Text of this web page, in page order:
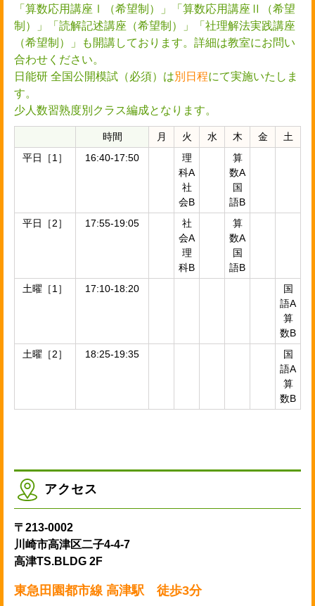
「算数応用講座Ⅰ（希望制）」「算数応用講座Ⅱ（希望
制）」「読解記述講座（希望制）」「社理解法実践講座
（希望制）」も開講しております。詳細は教室にお問い
合わせください。
日能研 全国公開模試（必須）は別日程にて実施いたしま
す。
少人数習熟度別クラス編成となります。
時間 月 火 水 木 金
土
平日［1］
16:40-17:50
理
科A
社
会B
算
数A
国
語B
平日［2］
17:55-19:05
社
会A
理
科B
算
数A
国
語B
土曜［1］
17:10-18:20
国
語A
算
数B
土曜［2］
18:25-19:35
国
語A
算
数B
アクセス
〒213-0002
川崎市高津区二子4-4-7
高津TS.BLDG 2F
東急田園都市線 高津駅 徒歩3分